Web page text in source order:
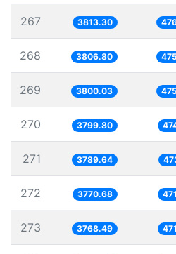
267 3813.30
268 3806.80
269 3800.03
270 3799.80
271 3789.64
272 3770.68
273 3768.49